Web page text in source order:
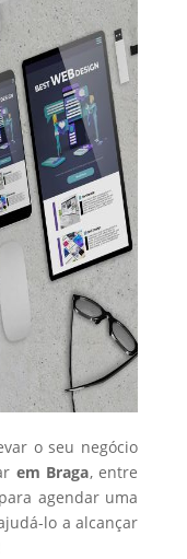
o seu negócio
em Braga, entre
agendar uma
lo a alcançar